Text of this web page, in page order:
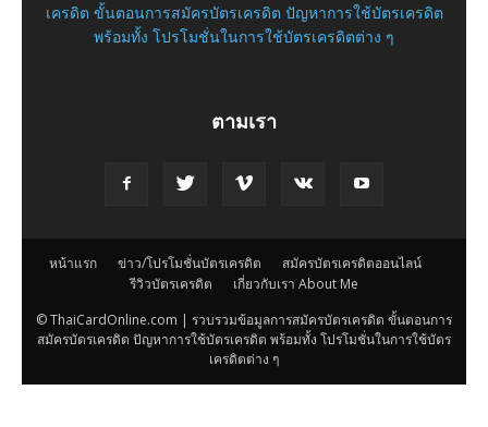
เครดิต ขั้นตอนการสมัครบัตรเครดิต ปัญหาการใช้บัตรเครดิต
พร้อมทั้ง โปรโมชั่นในการใช้บัตรเครดิตต่าง ๆ
ตามเรา
หน้าแรก ข่าว/โปรโมชั่นบัตรเครดิต
สมัครบัตรเครดิตออนไลน์
รีวิวบัตรเครดิต
เกี่ยวกับเรา About Me
© ThaiCardOnline.com | รวบรวมข้อมูลการสมัครบัตรเครดิต ขั้นตอนการ
สมัครบัตรเครดิต ปัญหาการใช้บัตรเครดิต พร้อมทั้ง โปรโมชั่นในการใช้บัตร
เครดิตต่าง ๆ